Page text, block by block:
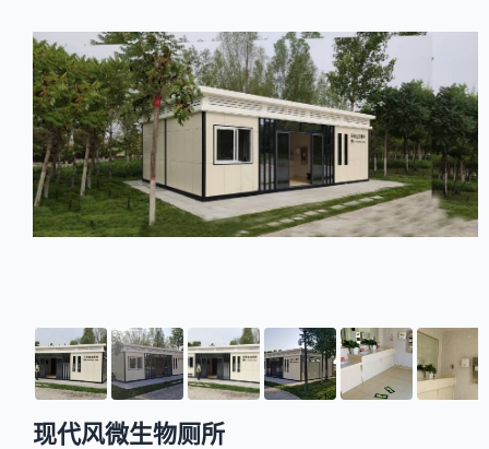
现代风微生物厕所